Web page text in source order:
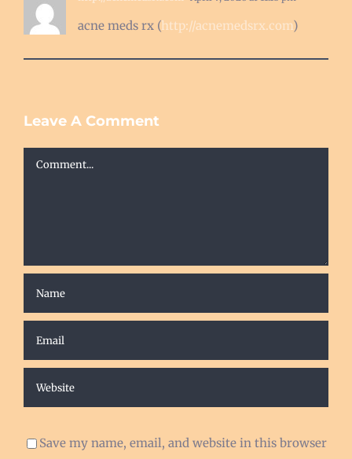
acne meds rx (http://acnemedsrx.com)
Leave A Comment
Comment
Save my name, email, and website in this browser